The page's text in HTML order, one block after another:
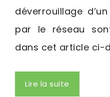
déverrouillage
par le réseau
dans cet article ci-
Lire la suite